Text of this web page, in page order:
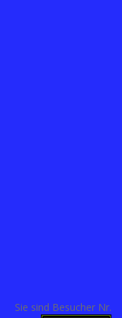
Sie sind Besucher Nr.